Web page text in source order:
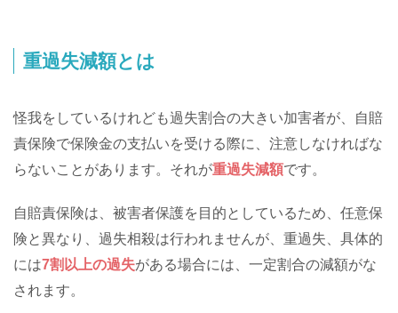
重過失減額とは
怪我をしているけれども過失割合の大きい加害者が、自賠
責保険で保険金の支払いを受ける際に、注意しなければな
らないことがあります。それが重過失減額です。
自賠責保険は、被害者保護を目的としているため、任意保
険と異なり、過失相殺は行われませんが、重過失、具体的
には7割以上の過失がある場合には、一定割合の減額がな
されます。